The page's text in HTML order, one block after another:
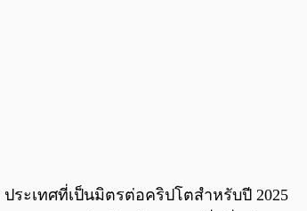
0:00/ 0:00
ระเทศที่เป็นมิตรต่อคริปโตสำหรับปี 2025